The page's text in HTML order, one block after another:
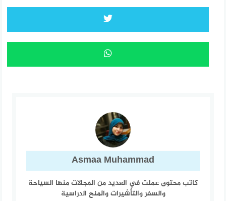
Asmaa Muhammad
كاتب محتوى عملت في العديد من المجالات منها السياحة
والسفر والتأشيرات والمنح الدراسية